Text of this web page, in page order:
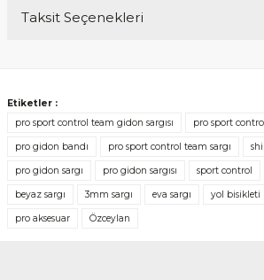
Taksit Seçenekleri
Etiketler :
pro sport control team gidon sargısı
pro sport
pro gidon bandı pro sport control team sargı
pro gidon sargı pro gidon sargısı sport control
beyaz sargı 3mm sargı eva sargı yol bisikleti
pro aksesuar Özceylan